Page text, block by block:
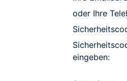
oder Ihre
eingeben: